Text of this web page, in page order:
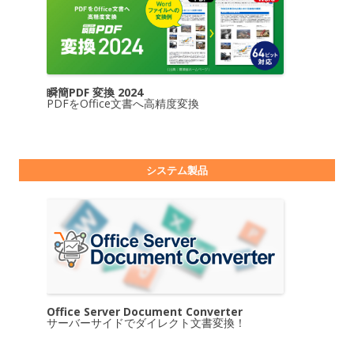
瞬簡PDF 変換 2024
PDFをOffice文書へ高精度変換
システム製品
Office Server Document Converter
サーバーサイドでダイレクト文書変換！